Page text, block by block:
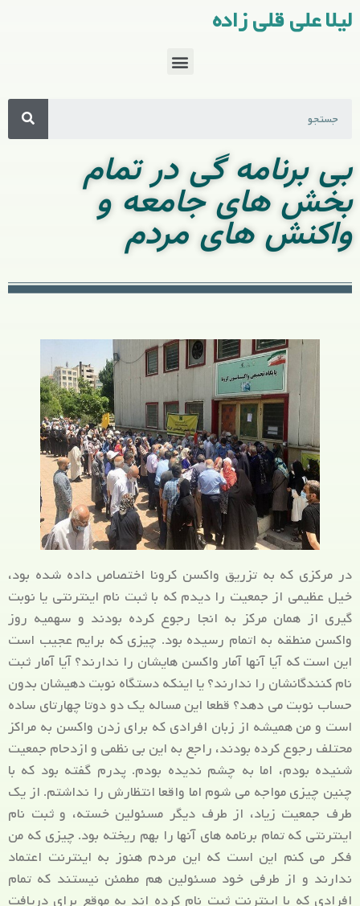
لیلا علی قلی زاده
بی برنامه گی در تمام
بخش های جامعه و
واکنش های مردم
در مرکزی که به تزریق واکسن کرونا اختصاص داده شده بود،
خیل عظیمی از جمعیت را دیدم که با ثبت نام اینترنتی یا نوبت
گیری از همان مرکز به انجا رجوع کرده بودند و سهمیه روز
واکسن منطقه به اتمام رسیده بود. چیزی که برایم عجیب است
این است که آیا آنها آمار واکسن هایشان را ندارند؟ آیا آمار ثبت
نام کنندگانشان را ندارند؟ یا اینکه دستگاه نوبت دهیشان بدون
حساب نوبت می دهد؟ قطعا این مساله یک دو دوتا چهارتای ساده
است و من همیشه از زبان افرادی که برای زدن واکسن به مراکز
محتلف رجوع کرده بودند، راجع به این بی نظمی و ازدحام جمعیت
شنیده بودم، اما به چشم ندیده بودم. پدرم گفته بود که با
چنین چیزی مواجه می شوم اما واقعا انتظارش را نداشتم. از یک
طرف جمعیت زیاد، از طرف دیگر مسئولین خسته، و ثبت نام
اینترنتی که تمام برنامه های آنها را بهم ریخته بود. چیزی که من
فکر می کنم این است که این مردم هنوز به اینترنت اعتماد
ندارند و از طرفی خود مسئولین هم مطمئن نیستند که تمام
افرادی که با اینترنت ثبت نام کرده اند به موقع برای دریافت